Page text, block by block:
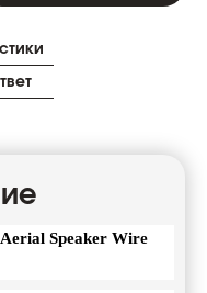
Speaker Wire